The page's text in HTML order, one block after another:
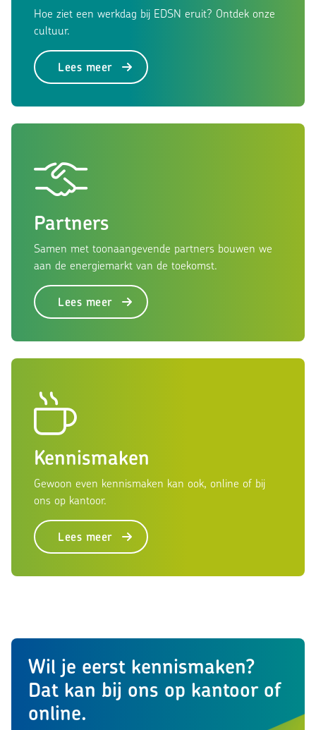
Hoe ziet een werkdag bij EDSN eruit? Ontdek onze
cultuur.
Lees meer
Partners
Samen met toonaangevende partners bouwen we
aan de energiemarkt van de toekomst.
Lees meer
Kennismaken
Gewoon even kennismaken kan ook, online of bij
ons op kantoor.
Lees meer
Wil je eerst kennismaken?
Dat kan bij ons op kantoor of
online.